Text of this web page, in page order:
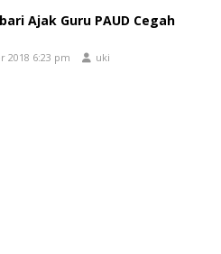
Ajak Guru PAUD Cegah
2018 6:23 pm uki